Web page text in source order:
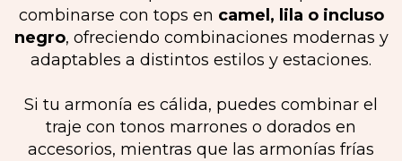
combinarse con tops en camel, lila o incluso
negro, ofreciendo combinaciones modernas y
adaptables a distintos estilos y estaciones.
Si tu armonía es cálida, puedes combinar el
traje con tonos marrones o dorados en
accesorios, mientras que las armonías frías